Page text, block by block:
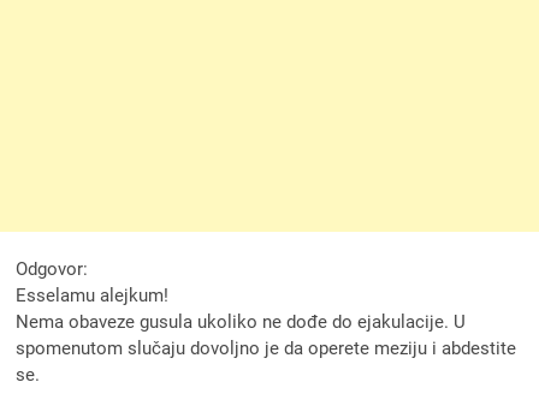
Odgovor:
Esselamu alejkum!
Nema obaveze gusula ukoliko ne dođe do ejakulacije. U
spomenutom slučaju dovoljno je da operete meziju i abdestite
se.